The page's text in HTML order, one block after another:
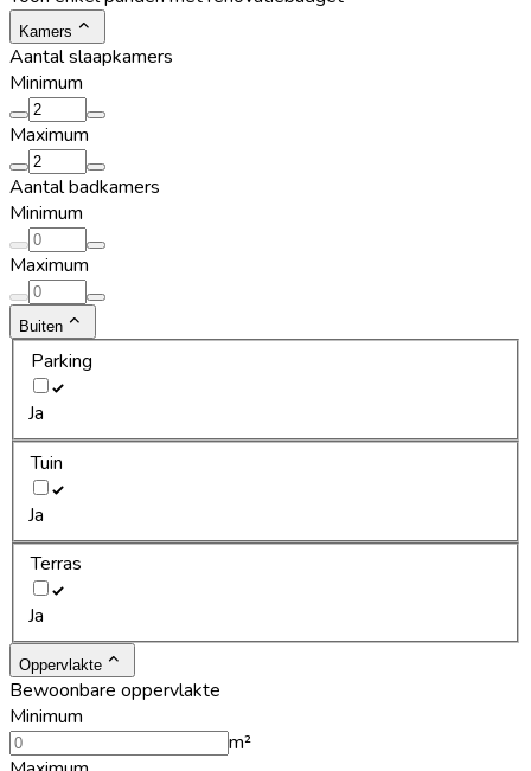
Kamers
Aantal slaapkamers
Minimum
Maximum
Aantal badkamers
Minimum
Maximum
Buiten
Parking
Ja
Tuin
Ja
Terras
Ja
Oppervlakte
Bewoonbare oppervlakte
Minimum
m²